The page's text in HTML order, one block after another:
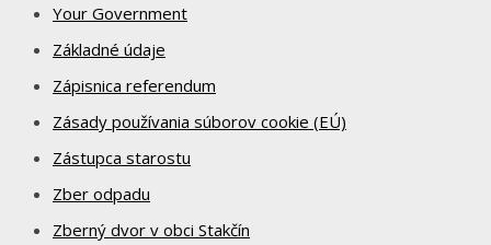
Your Government
Základné údaje
Zápisnica referendum
Zásady používania súborov cookie (EÚ)
Zástupca starostu
Zber odpadu
Zberný dvor v obci Stakčín